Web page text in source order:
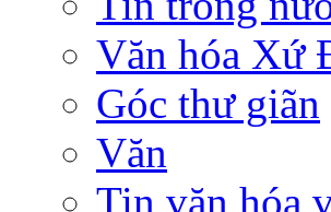
Văn hóa Xứ
Góc thư giãn
Văn
Tin văn hóa